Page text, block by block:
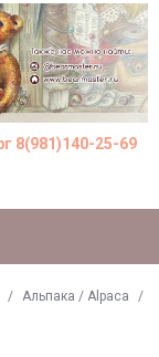
8(981)140-25-69
/ Альпака / Alpaca
/